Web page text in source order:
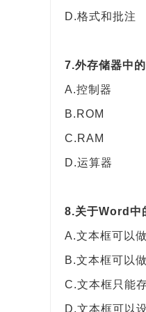
D.格式和批注
7.外存储器中
A.控制器
B.ROM
C.RAM
D.运算器
8.关于Word中
A.文本框可以
B.文本框可以
C.文本框只能
D.文本框可以